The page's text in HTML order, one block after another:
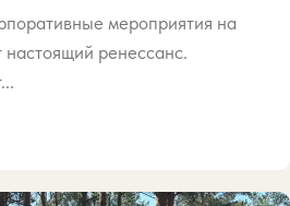
мероприятия на
ренессанс.